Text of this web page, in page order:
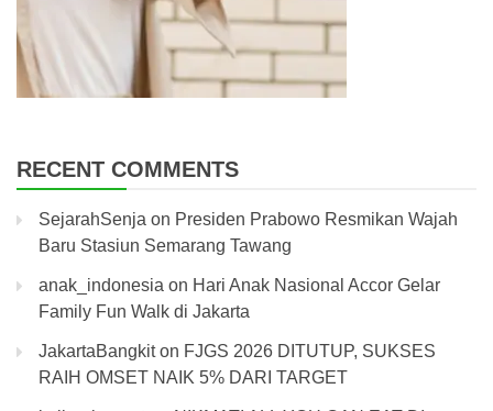
RECENT COMMENTS
SejarahSenja on Presiden Prabowo Resmikan Wajah
Baru Stasiun Semarang Tawang
anak_indonesia on Hari Anak Nasional Accor Gelar
Family Fun Walk di Jakarta
JakartaBangkiton FJGS 2026 DITUTUP, SUKSES
RAIH OMSET NAIK 5% DARI TARGET